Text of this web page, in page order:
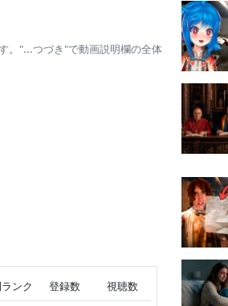
。"...つづき"で動画説明欄の全体
ンク 登録数
視聴数